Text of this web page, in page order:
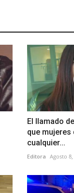
El llamado
que mujeres
cualquier...
Editora Agosto 8,